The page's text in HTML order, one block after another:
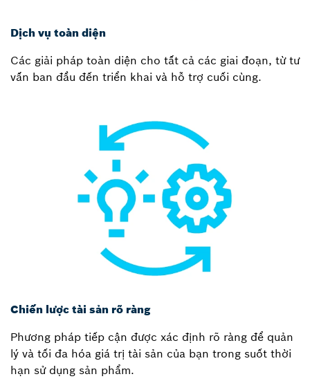
Dịch vụ toàn diện
Các giải pháp toàn diện cho tất cả các giai đoạn, từ tư
vấn ban đầu đến triển khai và hỗ trợ cuối cùng.
Chiến lược tài sản rõ ràng
Phương pháp tiếp cận được xác định rõ ràng để quản
lý và tối đa hóa giá trị tài sản của bạn trong suốt thời
hạn sử dụng sản phẩm.